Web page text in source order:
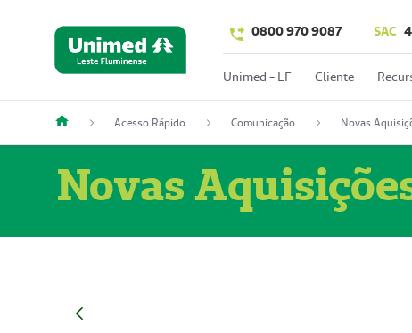
0800 970 9087 SAC
Unimed - LF Cliente
Acesso Rápido Comunicação Novas
Novas